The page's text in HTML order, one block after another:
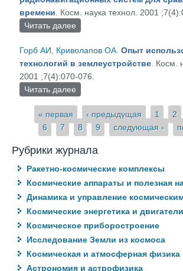
времени . Косм. наука технол. 2001
Читать далее
шкал времени
Горб АИ Криволапов ОА .Опыт
технологий в землеустройстве . Косм.
2001 ;7(4):070-076.
Читать далее
Страницы
« первая ‹ предыдущая 1 2
6
7 8 9 следующая ›
Рубрики журнала
Ракетно-космические комплексы
Космические аппараты и полезная
Динамика и управление
Космические энергетика и двигатели
Космическое приборостроение
Исследование Земли из космоса
Космическая и атмосферная физика
Астрономия и астрофизика